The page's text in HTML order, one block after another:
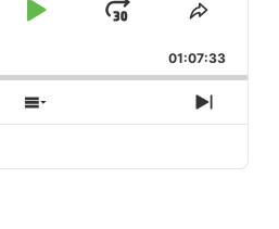
Play
Jump
Forward
Share
01:07:33
Show
Episodes
Next